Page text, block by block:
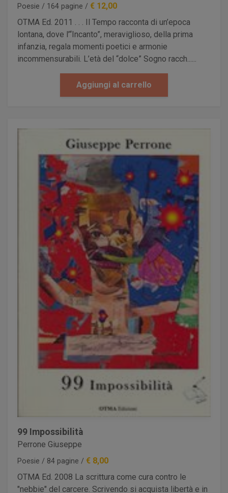
Poesie / 164 pagine /€ 12,00
OTMA Ed. 2011 . . . Il Tempo racconta di un’epoca
lontana, dove l’“Incanto”, meraviglioso, della prima
infanzia, regala momenti poetici e armonie
incommensurabili. L’età del “dolce” Sogno racch......
Aggiungi al carrello
99 Impossibilità
Perrone Giuseppe
Poesie / 84 pagine /€ 8,00
OTMA Ed. 2008 La scrittura come cura contro le
"nebbie" del carcere. Scrivendo si acquista libertà e in